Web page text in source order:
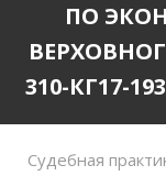
ПО
310-КГ17-
Судебная